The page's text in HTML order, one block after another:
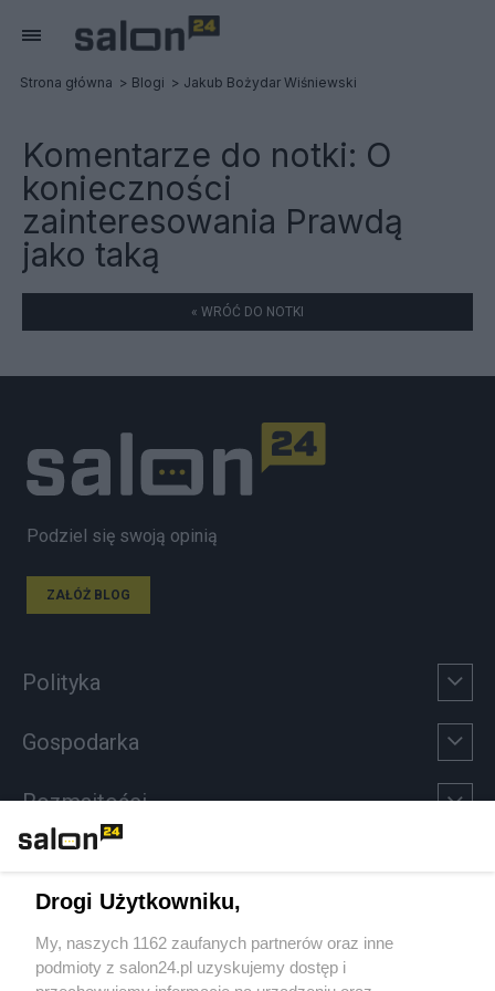
Strona główna Blogi Jakub Bożydar Wiśniewski
Komentarze do notki: O
konieczności
zainteresowania Prawdą
jako taką
« WRÓĆ DO NOTKI
Podziel się swoją opinią
ZAŁÓŻ BLOG
Polityka
Gospodarka
Rozmaitości
Sport
Społeczeństwo
Drogi Użytkowniku,
My, naszych 1162 zaufanych partnerów oraz inne
podmioty z salon24.pl uzyskujemy dostęp i